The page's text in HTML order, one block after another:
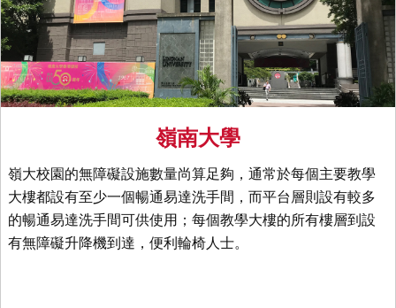
嶺南大學
嶺大校園的無障礙設施數量尚算足夠，通常於每個主要教學
大樓都設有至少一個暢通易達洗手間，而平台層則設有較多
的暢通易達洗手間可供使用；每個教學大樓的所有樓層到設
有無障礙升降機到達，便利輪椅人士。